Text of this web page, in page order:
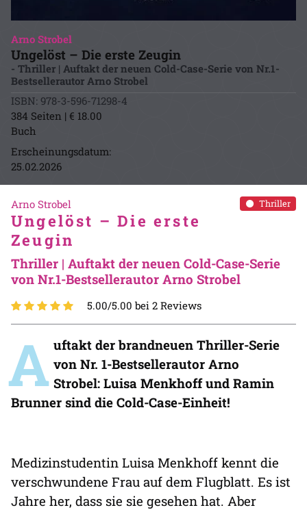
Arno Strobel
Ungelöst – Die erste Zeugin
- Thriller | Auftakt der neuen Cold-Case-Serie von Nr.1-
Bestsellerautor Arno Strobel
ISBN: 978-3-596-71298-4
384 Seiten | € 18.00
Buch
Erscheinungsdatum:
25.02.2026
Thriller
Arno Strobel
Ungelöst – Die erste
Zeugin
Thriller | Auftakt der neuen Cold-Case-Serie
von Nr.1-Bestsellerautor Arno Strobel
5.00/5.00 bei 2 Reviews
A uftakt der brandneuen Thriller-Serie
von Nr. 1-Bestsellerautor Arno
Strobel: Luisa Menkhoff und Ramin
Brunner sind die Cold-Case-Einheit!
Medizinstudentin Luisa Menkhoff kennt die
verschwundene Frau auf dem Flugblatt. Es ist
Jahre her, dass sie sie gesehen hat. Aber